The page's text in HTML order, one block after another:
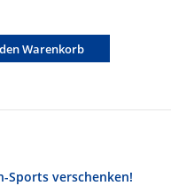
Warenkorb
Sports verschenken!